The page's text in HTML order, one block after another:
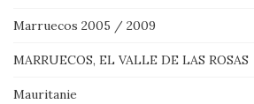
Marruecos 2005 / 2009
MARRUECOS, EL VALLE DE LAS ROSAS
Mauritanie